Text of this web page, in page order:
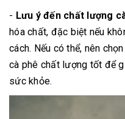
- Lưu ý đến chất lượng
hóa chất, đặc biệt nếu
cách. Nếu có thể, nên
cà phê chất lượng tốt để
sức khỏe.